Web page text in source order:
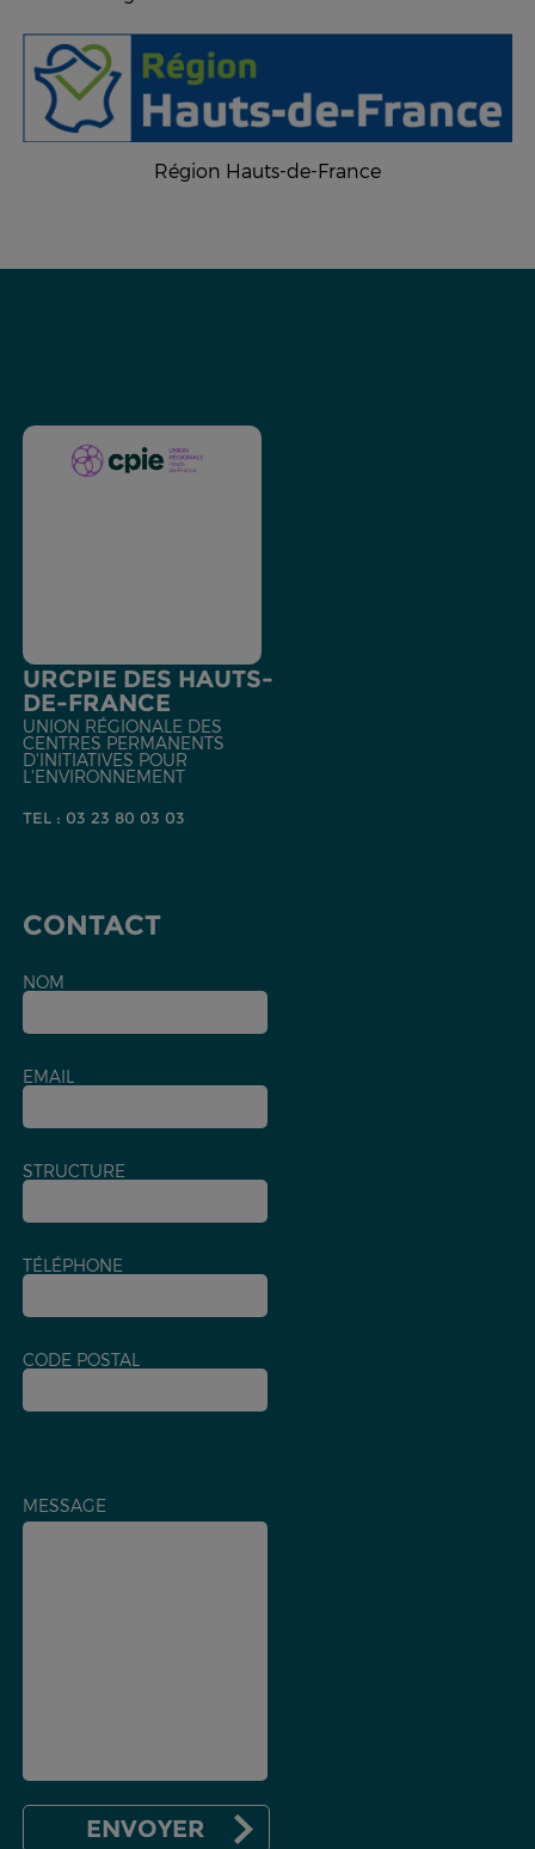
Région Hauts-de-France
URCPIE DES HAUTS-
DE-FRANCE
UNION RÉGIONALE DES
CENTRES PERMANENTS
D'INITIATIVES POUR
L'ENVIRONNEMENT
TEL : 03 23 80 03 03
CONTACT
NOM
EMAIL
STRUCTURE
TÉLÉPHONE
CODE POSTAL
MESSAGE